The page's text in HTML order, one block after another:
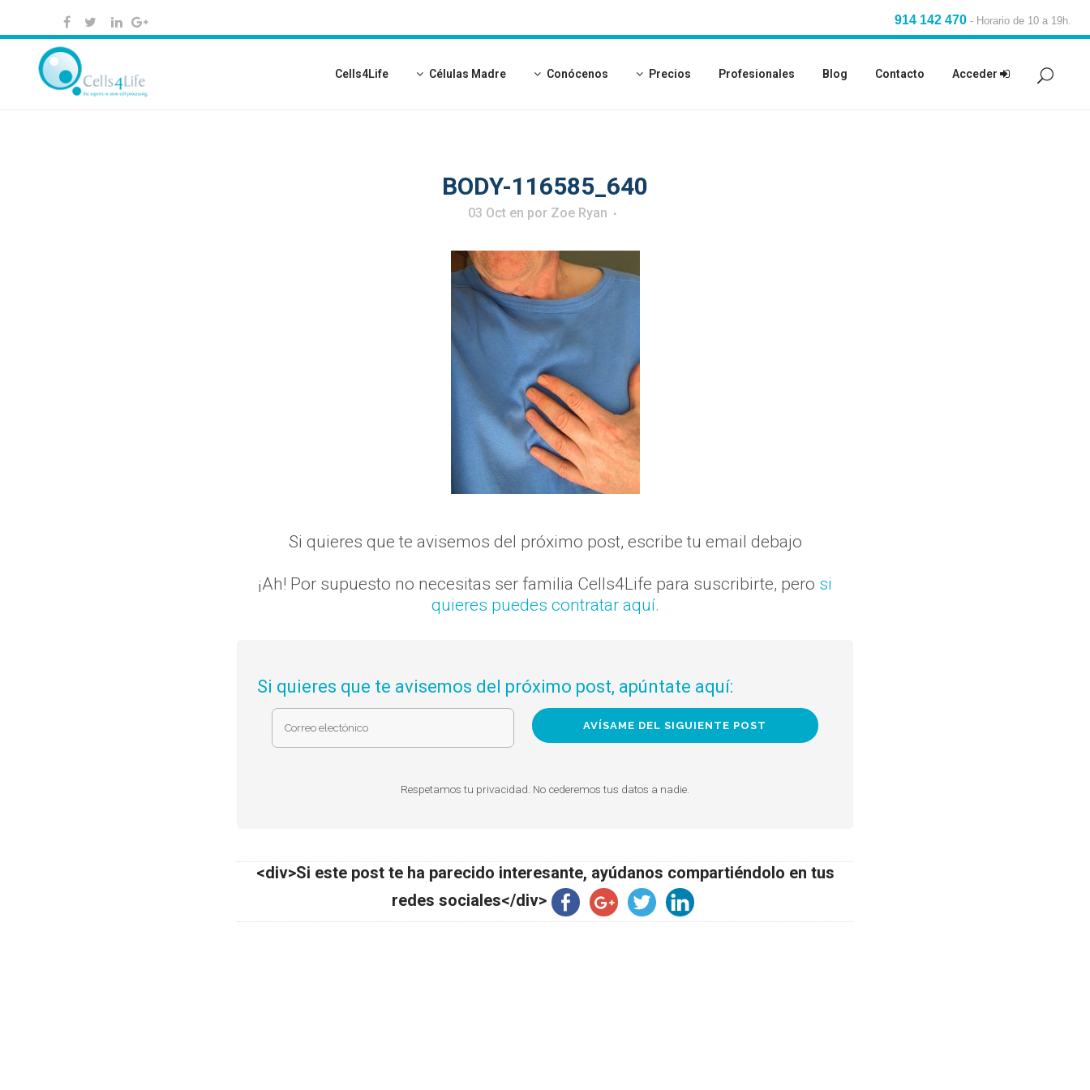
914 142 470 - Horario de 10 a 19h.
Cells4Life Células Madre Conócenos Precios Profesionales Blog Contacto Acceder
BODY-116585_640
03 Oct en por Zoe Ryan
Si quieres que te avisemos del próximo post, escribe tu email debajo
¡Ah! Por supuesto no necesitas ser familia Cells4Life para suscribirte, pero si
quieres puedes contratar aquí.
Si quieres que te avisemos del próximo post, apúntate aquí:
Respetamos tu privacidad. No cederemos tus datos a nadie.
<div>Si este post te ha parecido interesante, ayúdanos compartiéndolo en tus
redes sociales</div>